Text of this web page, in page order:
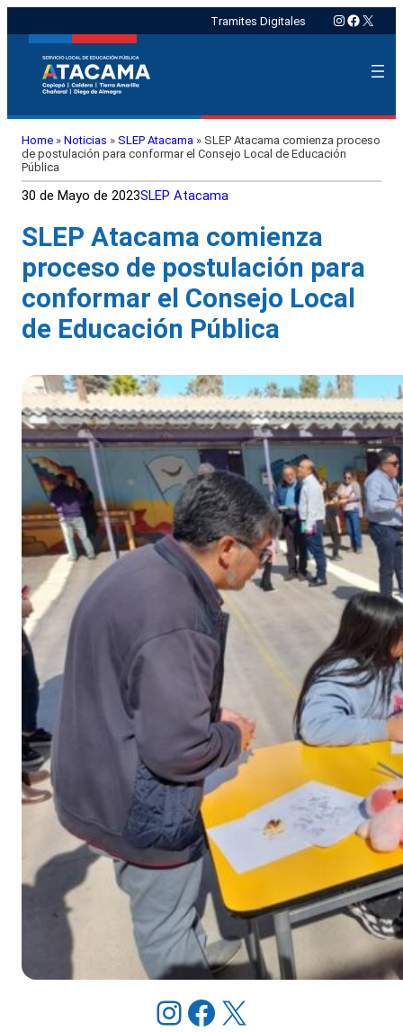
Tramites Digitales Instagram
X
Home » Noticias » SLEP Atacama » SLEP Atacama comienza proceso
de postulación para conformar el Consejo Local de Educación
Pública
30 de Mayo de 2023SLEP Atacama
SLEP Atacama comienza
proceso de postulación para
conformar el Consejo Local
de Educación Pública
Instagram Facebook X